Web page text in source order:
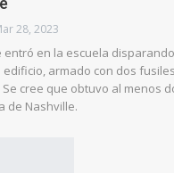
28, 2023
entró en la escuela
armado con dos
cree que obtuvo al menos
de Nashville.